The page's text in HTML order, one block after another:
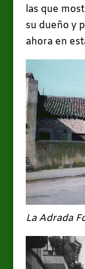
las que
su dueño y
ahora en
La Adrada